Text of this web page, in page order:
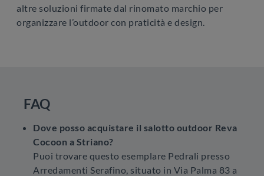
altre soluzioni firmate dal rinomato marchio per
organizzare l’outdoor con praticità e design.
FAQ
Dove posso acquistare il salotto outdoor Reva
Cocoon a Striano?
Puoi trovare questo esemplare Pedrali presso
Arredamenti Serafino, situato in Via Palma 83 a